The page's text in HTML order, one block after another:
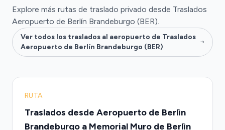
Explore más rutas de traslado privado desde Traslados
Aeropuerto de Berlín Brandeburgo (BER).
Ver todos los traslados al aeropuerto de Traslados
Aeropuerto de Berlín Brandeburgo (BER)
RUTA
Traslados desde Aeropuerto de Berlìn
Brandeburgo a Memorial Muro de Berlìn